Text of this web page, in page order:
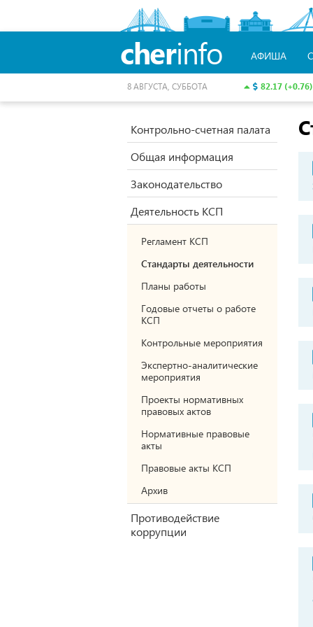
cherinfo АФИША
82.17 (+0.76)
8 АВГУСТА, СУББОТА
Контрольно-счетная палата
Общая информация
Законодательство
Деятельность КСП
Регламент КСП
Стандарты деятельности
Планы работы
Годовые отчеты о работе
КСП
Контрольные мероприятия
Экспертно-аналитические
мероприятия
Проекты нормативных
правовых актов
Нормативные правовые
акты
Правовые акты КСП
Архив
Противодействие
коррупции